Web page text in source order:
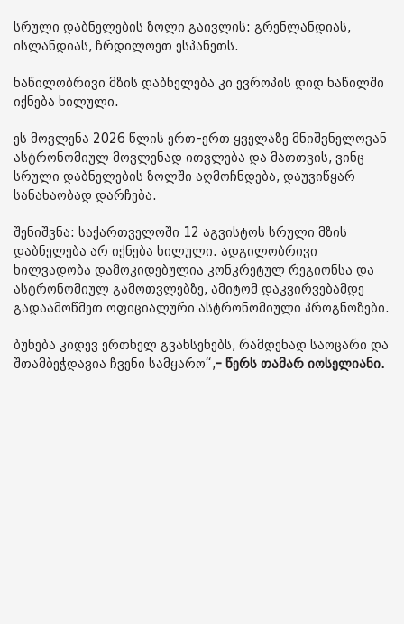
სრული დაბნელების ზოლი გაივლის: გრენლანდიას,
ისლანდიას, ჩრდილოეთ ესპანეთს.
ნაწილობრივი მზის დაბნელება კი ევროპის დიდ ნაწილში
იქნება ხილული.
ეს მოვლენა 2026 წლის ერთ-ერთ ყველაზე მნიშვნელოვან
ასტრონომიულ მოვლენად ითვლება და მათთვის, ვინც
სრული დაბნელების ზოლში აღმოჩნდება, დაუვიწყარ
სანახაობად დარჩება.
შენიშვნა: საქართველოში 12 აგვისტოს სრული მზის
დაბნელება არ იქნება ხილული. ადგილობრივი
ხილვადობა დამოკიდებულია კონკრეტულ რეგიონსა და
ასტრონომიულ გამოთვლებზე, ამიტომ დაკვირვებამდე
გადაამოწმეთ ოფიციალური ასტრონომიული პროგნოზები.
ბუნება კიდევ ერთხელ გვახსენებს, რამდენად საოცარი და
შთამბეჭდავია ჩვენი სამყარო“,- წერს თამარ იოსელიანი.